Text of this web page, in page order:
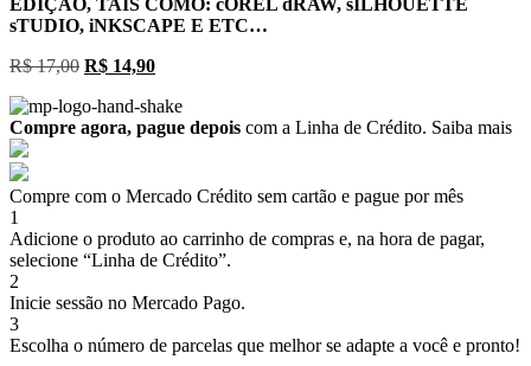
EDIÇÃO, TAIS COMO: cOREL dRAW, sILHOUETTE
sTUDIO, iNKSCAPE E ETC…
R$17,00 O
original
era:
R$ 14,90O
atual
é:
Compre agora, pague depois com a Linha de Crédito. Saiba mais
Compre com o Mercado Crédito sem cartão e pague por mês
1
Adicione o produto ao carrinho de compras e, na hora de pagar,
selecione “Linha de Crédito”.
2
Inicie sessão no Mercado Pago.
3
Escolha o número de parcelas que melhor se adapte a você e pronto!